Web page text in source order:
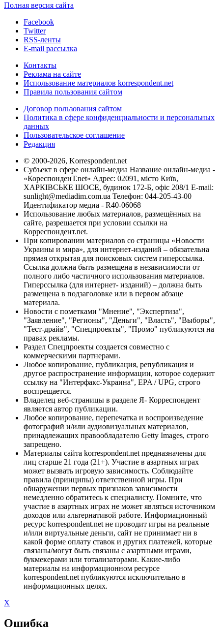
Полная версия сайта
Facebook
Twitter
RSS-ленты
E-mail рассылка
Контакты
Реклама на сайте
Использование материалов korrespondent.net
Правила пользования сайтом
Договор пользования сайтом
Политика в сфере конфиденциальности и персональных
данных
Пользовательское соглашение
Редакция
© 2000-2026, Korrespondent.net
Субъект в сфере онлайн-медиа Название онлайн-медиа -
«КореспонденТ.net» Адрес: 02091, місто Київ,
ХАРКІВСЬКЕ ШОСЕ, будинок 172-Б, офіс 208/1 E-mail:
sunlight@mediadim.com.ua Телефон: 044-205-43-00
Идентификатор медиа - R40-06068
Использование любых материалов, размещённых на
сайте, разрешается при условии ссылки на
Корреспондент.net.
При копировании материалов со страницы «Новости
Украины и мира», для интернет-изданий – обязательна
прямая открытая для поисковых систем гиперссылка.
Ссылка должна быть размещена в независимости от
полного либо частичного использования материалов.
Гиперссылка (для интернет- изданий) – должна быть
размещена в подзаголовке или в первом абзаце
материала.
Новости с пометками "Мнение", "Экспертиза",
"Заявление", "Регионы", "Деньги", "Власть", "Выборы",
"Тест-драйв", "Спецпроекты", "Промо" публикуются на
правах рекламы.
Раздел Спецпроекты создается совместно с
коммерческими партнерами.
Любое копирование, публикация, републикация и
другое распространение информации, которое содержит
ссылку на "Интерфакс-Украина", EPA / UPG, строго
воспрещается.
Владелец веб-страницы в разделе Я- Корреспондент
является автор публикации.
Любое копирование, перепечатка и воспроизведение
фотографий и/или аудиовизуальных материалов,
принадлежащих правообладателю Getty Images, строго
запрещено.
Материалы сайта korrespondent.net предназначены для
лиц старше 21 года (21+). Участие в азартных играх
может вызвать игровую зависимость. Соблюдайте
правила (принципы) ответственной игры. При
обнаружении первых признаков зависимости
немедленно обратитесь к специалисту. Помните, что
участие в азартных играх не может являться источником
доходов или альтернативой работе. Информационный
ресурс korrespondent.net не проводит игры на реальные
и/или виртуальные деньги, сайт не принимает ни в
какой форме оплату ставок и других платежей, которые
связаны/могут быть связаны с азартными играми,
букмекерами или тотализаторами. Какие-либо
материалы на информационном ресурсе
korrespondent.net публикуются исключительно в
информационных целях.
X
Ошибка